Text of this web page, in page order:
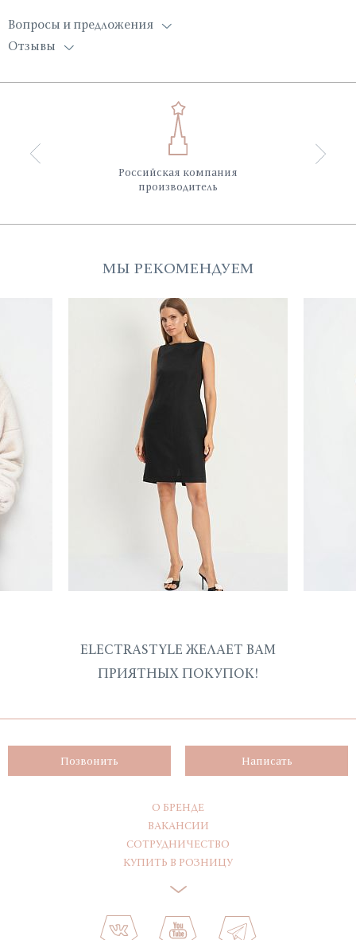
Вопросы и предложения
Отзывы
Российская компания
производитель
МЫ РЕКОМЕНДУЕМ
ELECTRASTYLE ЖЕЛАЕТ ВАМ
ПРИЯТНЫХ ПОКУПОК!
Позвонить Написать
О БРЕНДЕ
ВАКАНСИИ
СОТРУДНИЧЕСТВО
КУПИТЬ В РОЗНИЦУ